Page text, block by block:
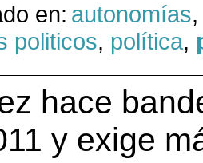
en: autonomías
politicos, política,
hace
y exige